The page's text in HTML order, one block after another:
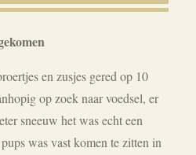
en zusjes gered op 10
op zoek naar voedsel, er
sneeuw het was echt een
was vast komen te zitten in